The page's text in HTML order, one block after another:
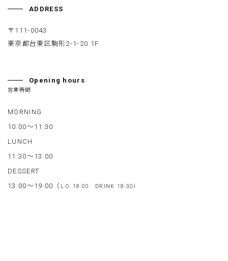
ADDRESS
〒111-0043
東京都台東区駒形2-1-20 1F
Opening hours
営業時間
MORNING
10:00～11:30
LUNCH
11:30～13:00
DESSERT
13:00～19:00（ L.O. 18:00 DRINK 18:30）